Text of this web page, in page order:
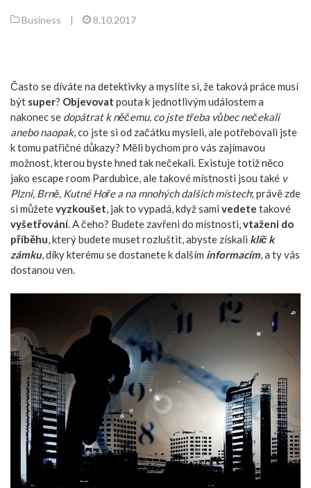
Business | 8.10.2017
Často se díváte na detektivky a myslíte si, že taková práce musí
být super? Objevovat pouta k jednotlivým událostem a
nakonec se dopátrat k něčemu, co jste třeba vůbec nečekali
anebo naopak, co jste si od začátku mysleli, ale potřebovali jste
k tomu patřičné důkazy? Měli bychom pro vás zajímavou
možnost, kterou byste hned tak nečekali. Existuje totiž něco
jako escape room Pardubice, ale takové místnosti jsou také v
Plzni, Brně, Kutné Hoře a na mnohých dalších místech; právě zde
si můžetevyzkoušet, jak to vypadá, když sami vedete takové
vyšetřování. A čeho? Budete zavřeni do místnosti,vtaženi do
příběhu, který budete muset rozluštit, abyste získali klíč k
zámku, díky kterému se dostanete k dalším informacím, a ty vás
dostanou ven.